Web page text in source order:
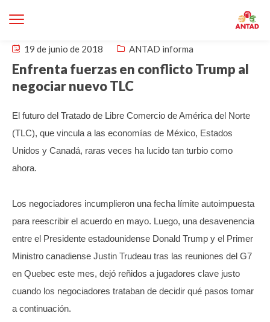
19 de junio de 2018 ANTAD informa
Enfrenta fuerzas en conflicto Trump al
negociar nuevo TLC
El futuro del Tratado de Libre Comercio de América del Norte
(TLC), que vincula a las economías de México, Estados
Unidos y Canadá, raras veces ha lucido tan turbio como
ahora.
Los negociadores incumplieron una fecha límite autoimpuesta
para reescribir el acuerdo en mayo. Luego, una desavenencia
entre el Presidente estadounidense Donald Trump y el Primer
Ministro canadiense Justin Trudeau tras las reuniones del G7
en Quebec este mes, dejó reñidos a jugadores clave justo
cuando los negociadores trataban de decidir qué pasos tomar
a continuación.